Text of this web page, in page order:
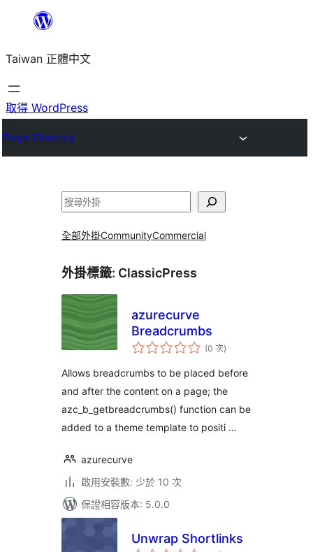
主
要
內
Taiwan 正體中文
取得 WordPress
Plugin Directory
搜
全部外掛CommunityCommercial
外掛標籤: ClassicPress
azurecurve
Breadcrumbs
(0 次評
分
數
)
Allows breadcrumbs to be placed before
and after the content on a page; the
azc_b_getbreadcrumbs() function can be
added to a theme template to positi …
azurecurve
啟用安裝數: 少於 10 次
保證相容版本: 5.0.0
Unwrap Shortlinks